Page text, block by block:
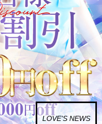
LOVE'S NEWS